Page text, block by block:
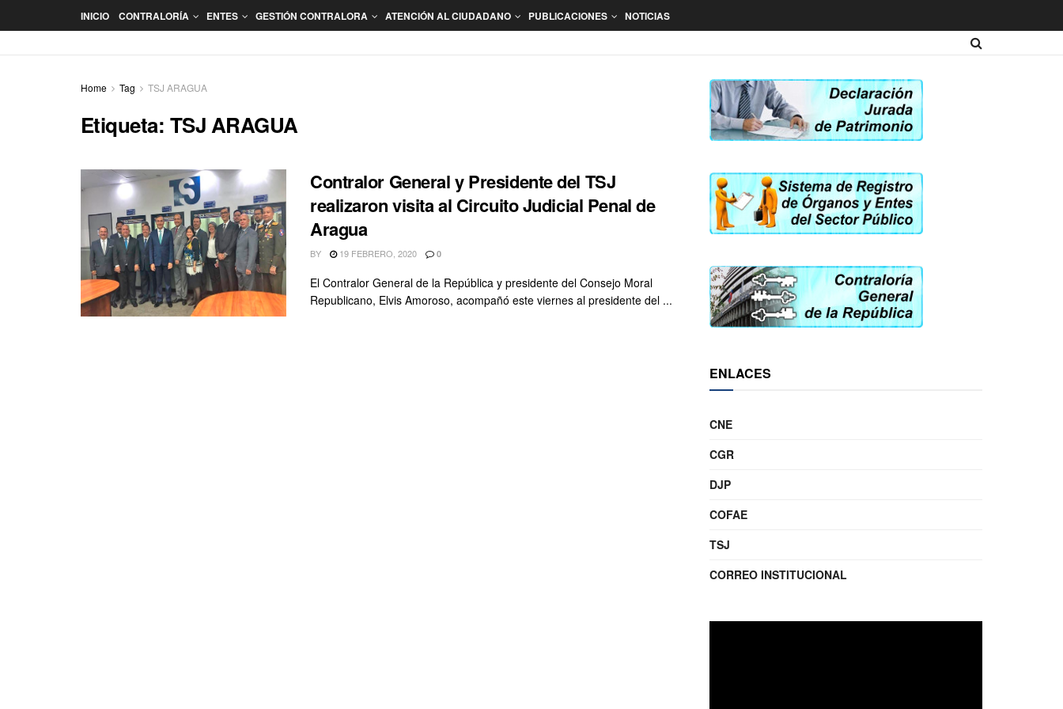
INICIO CONTRALORÍA ENTES GESTIÓN CONTRALORA ATENCIÓN AL CIUDADANO PUBLICACIONES NOTICIAS
Home Tag TSJ ARAGUA
Etiqueta: TSJ ARAGUA
Contralor General y Presidente del TSJ
realizaron visita al Circuito Judicial Penal de
Aragua
BY 19 FEBRERO, 2020 0
El Contralor General de la República y presidente del Consejo Moral
Republicano, Elvis Amoroso, acompañó este viernes al presidente del ...
ENLACES
CNE
CGR
DJP
COFAE
TSJ
CORREO INSTITUCIONAL